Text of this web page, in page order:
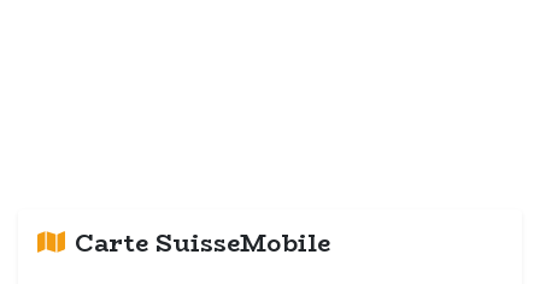
Carte SuisseMobile